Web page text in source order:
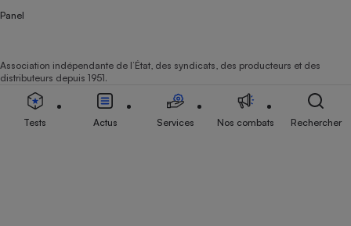
Panel
Association indépendante de l’État, des syndicats, des producteurs et des
distributeurs depuis 1951.
Tests Actus Services Nos combats Rechercher